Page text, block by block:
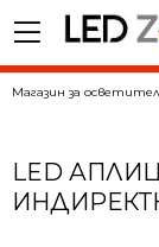
Магазин за
LED